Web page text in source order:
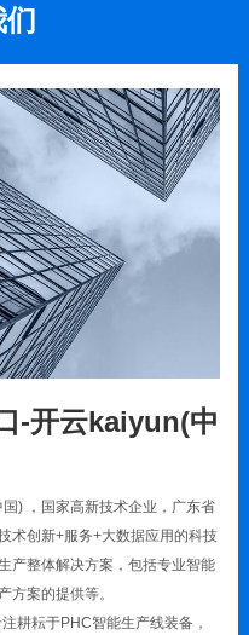
-开云kaiyun(中
) ，国家高新技术企业，广东省
术创新+服务+大数据应用的科技
产整体解决方案，包括专业智能
方案的提供等。
耕耘于PHC智能生产线装备，